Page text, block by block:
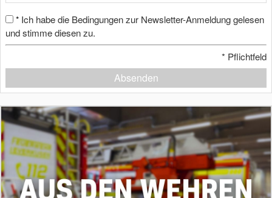
* Ich habe die Bedingungen zur Newsletter-Anmeldung gelesen
und stimme diesen zu.
* Pflichtfeld
Absenden